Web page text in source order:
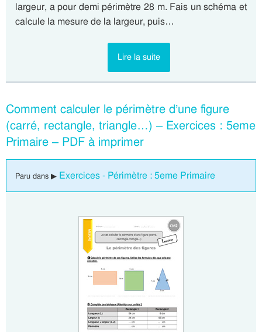
largeur, a pour demi périmètre 28 m. Fais un schéma et
calcule la mesure de la largeur, puis…
Lire la suite
Comment calculer le périmètre d’une figure
(carré, rectangle, triangle…) – Exercices : 5eme
Primaire – PDF à imprimer
Paru dans ▶ Exercices - Périmètre : 5eme Primaire